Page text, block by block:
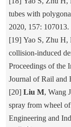
tubes with
2020, 157: 107013.
[19] Yao S, Zhu H,
collision-induced
Proceedings of the
Journal of Rail and
[20] Liu M, Wang
spray from wheel
Engineering and